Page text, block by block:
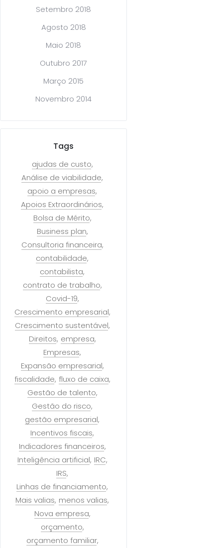
Setembro 2018
Agosto 2018
Maio 2018
Outubro 2017
Março 2015
Novembro 2014
Tags
ajudas de custo
Análise de viabilidade
apoio a empresas
Apoios Extraordinários
Bolsa de Mérito
Business plan
Consultoria financeira
contabilidade
contabilista
contrato de trabalho
Covid-19
Crescimento empresarial
Crescimento sustentável
Direitos empresa
Empresas
Expansão empresarial
fiscalidade fluxo de caixa
Gestão de talento
Gestão do risco
gestão empresarial
Incentivos fiscais
Indicadores financeiros
Inteligência artificial IRC
IRS
Linhas de financiamento
Mais valias menos valias
Nova empresa
orçamento
orçamento familiar